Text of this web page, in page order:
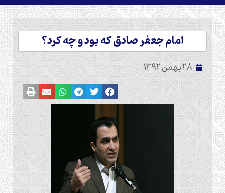
امام جعفر صادق که بود و چه کرد؟
28 بهمن 1392